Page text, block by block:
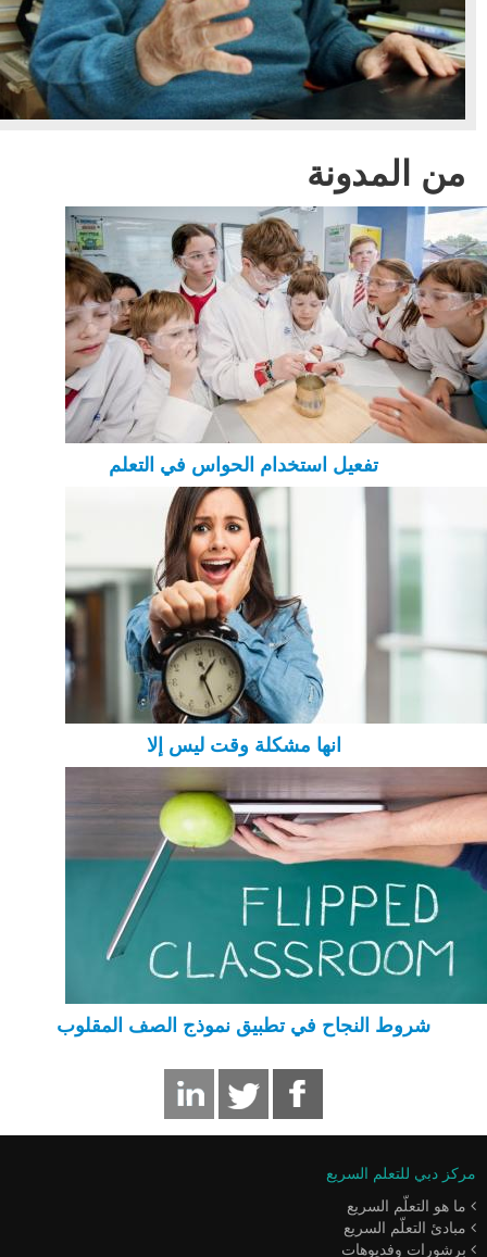
من المدونة
تفعيل استخدام الحواس في التعلم
انها مشكلة وقت ليس إلا
شروط النجاح في تطبيق نموذج الصف المقلوب
مركز دبي للتعلم السريع
ما هو التعلّم السريع
مبادئ التعلّم السريع
برشورات وفديوهات